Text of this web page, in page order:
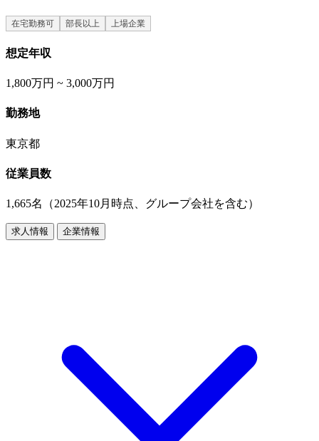
在宅勤務可 部長以上 上場企業
想定年収
1,800万円 ~ 3,000万円
勤務地
東京都
従業員数
1,665名（2025年10月時点、グループ会社を含む）
求人情報 企業情報